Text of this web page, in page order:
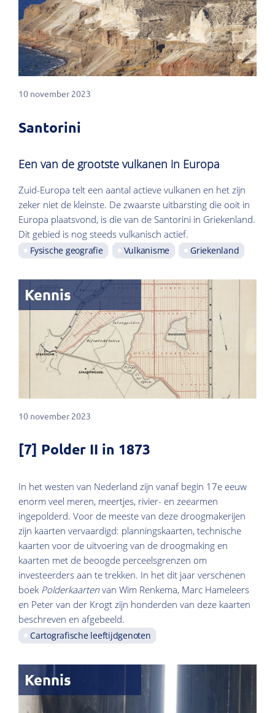
10 november 2023
Santorini
Een van de grootste vulkanen in Europa
Zuid-Europa telt een aantal actieve vulkanen en het zijn
zeker niet de kleinste. De zwaarste uitbarsting die ooit in
Europa plaatsvond, is die van de Santorini in Griekenland.
Dit gebied is nog steeds vulkanisch actief.
Fysische geografie Vulkanisme Griekenland
Kennis
10 november 2023
[7] Polder II in 1873
In het westen van Nederland zijn vanaf begin 17e eeuw
enorm veel meren, meertjes, rivier- en zeearmen
ingepolderd. Voor de meeste van deze droogmakerijen
zijn kaarten vervaardigd: planningskaarten, technische
kaarten voor de uitvoering van de droogmaking en
kaarten met de beoogde perceelsgrenzen om
investeerders aan te trekken. In het dit jaar verschenen
boek Polderkaarten van Wim Renkema, Marc Hameleers
en Peter van der Krogt zijn honderden van deze kaarten
beschreven en afgebeeld.
Cartografische leeftijdgenoten
Kennis